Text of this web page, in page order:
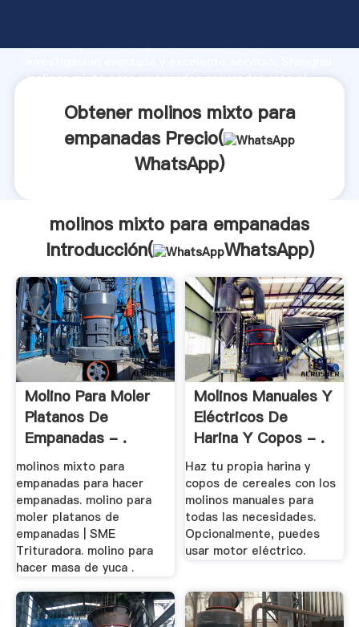
fuerte capacidad de producción, fuerza de
molinos mixto para empanadas proveedor crea el
Obtener molinos mixto para
empanadas Precio(
WhatsApp)
molinos mixto para empanadas
Introducción(
WhatsApp)
Molino Para Moler
Platanos De
Empanadas - .
molinos mixto para
empanadas para hacer
empanadas. molino para
moler platanos de
empanadas | SME
Trituradora. molino para
hacer masa de yuca .
Molinos Manuales Y
Eléctricos De
Harina Y Copos - .
Haz tu propia harina y
copos de cereales con los
molinos manuales para
todas las necesidades.
Opcionalmente, puedes
usar motor eléctrico.